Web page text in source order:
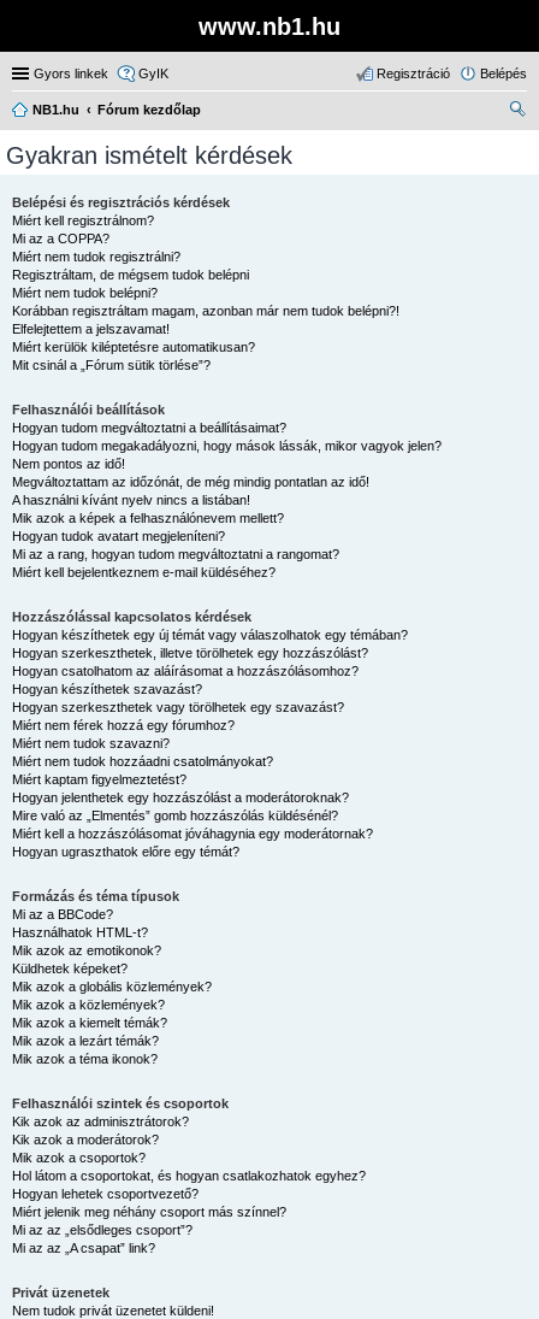
www.nb1.hu
Gyors linkek GyIK Belépés
Regisztráció
NB1.hu
Fórum kezdőlap
Gyakran ismételt kérdések
Belépési és regisztrációs kérdések
Miért kell regisztrálnom?
Mi az a COPPA?
Miért nem tudok regisztrálni?
Regisztráltam, de mégsem tudok belépni
Miért nem tudok belépni?
Korábban regisztráltam magam, azonban már nem tudok belépni?!
Elfelejtettem a jelszavamat!
Miért kerülök kiléptetésre automatikusan?
Mit csinál a „Fórum sütik törlése”?
Felhasználói beállítások
Hogyan tudom megváltoztatni a beállításaimat?
Hogyan tudom megakadályozni, hogy mások lássák, mikor vagyok jelen?
Nem pontos az idő!
Megváltoztattam az időzónát, de még mindig pontatlan az idő!
A használni kívánt nyelv nincs a listában!
Mik azok a képek a felhasználónevem mellett?
Hogyan tudok avatart megjeleníteni?
Mi az a rang, hogyan tudom megváltoztatni a rangomat?
Miért kell bejelentkeznem e-mail küldéséhez?
Hozzászólással kapcsolatos kérdések
Hogyan készíthetek egy új témát vagy válaszolhatok egy témában?
Hogyan szerkeszthetek, illetve törölhetek egy hozzászólást?
Hogyan csatolhatom az aláírásomat a hozzászólásomhoz?
Hogyan készíthetek szavazást?
Hogyan szerkeszthetek vagy törölhetek egy szavazást?
Miért nem férek hozzá egy fórumhoz?
Miért nem tudok szavazni?
Miért nem tudok hozzáadni csatolmányokat?
Miért kaptam figyelmeztetést?
Hogyan jelenthetek egy hozzászólást a moderátoroknak?
Mire való az „Elmentés” gomb hozzászólás küldésénél?
Miért kell a hozzászólásomat jóváhagynia egy moderátornak?
Hogyan ugraszthatok előre egy témát?
Formázás és téma típusok
Mi az a BBCode?
Használhatok HTML-t?
Mik azok az emotikonok?
Küldhetek képeket?
Mik azok a globális közlemények?
Mik azok a közlemények?
Mik azok a kiemelt témák?
Mik azok a lezárt témák?
Mik azok a téma ikonok?
Felhasználói szintek és csoportok
Kik azok az adminisztrátorok?
Kik azok a moderátorok?
Mik azok a csoportok?
Hol látom a csoportokat, és hogyan csatlakozhatok egyhez?
Hogyan lehetek csoportvezető?
Miért jelenik meg néhány csoport más színnel?
Mi az az „elsődleges csoport”?
Mi az az „A csapat” link?
Privát üzenetek
Nem tudok privát üzenetet küldeni!